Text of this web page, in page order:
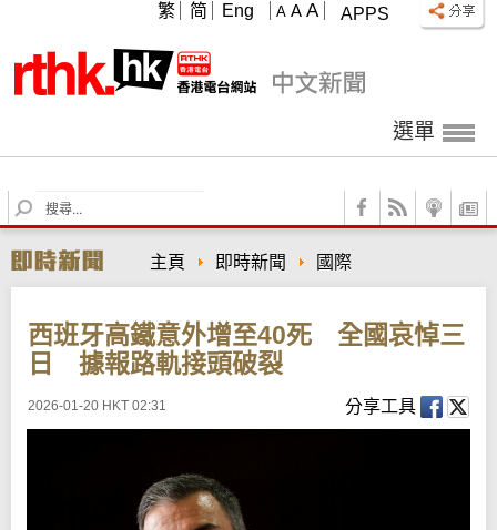
APPS
A A A
繁 简 Eng
選單
S
e
r
c
主頁 即時新聞 國際
西班牙高鐵意外增至40死 全國哀悼三
日 據報路軌接頭破裂
2026-01-20 HKT 02:31 分享工具